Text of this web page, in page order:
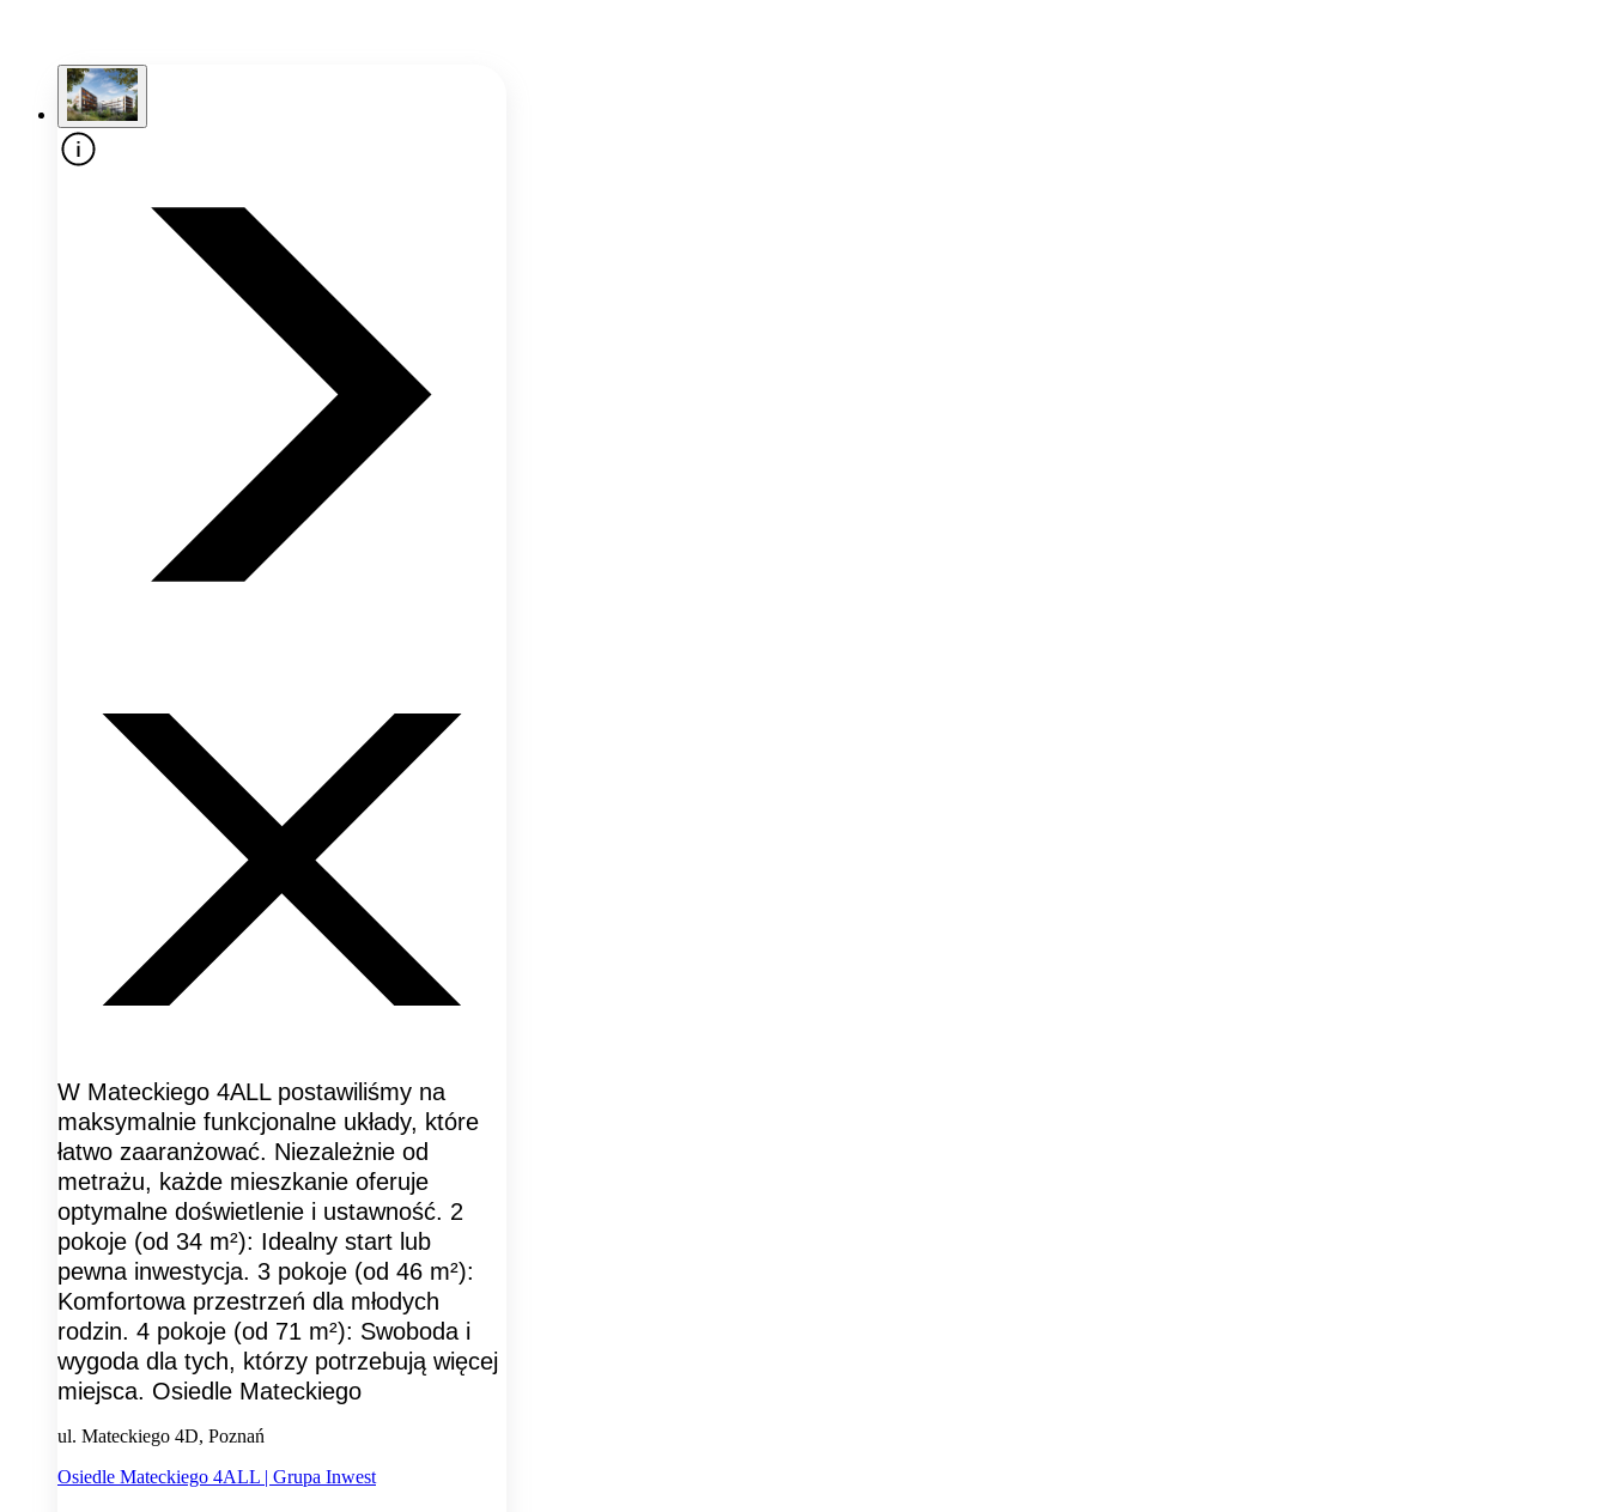
W Mateckiego 4ALL postawiliśmy na
maksymalnie funkcjonalne układy, które
łatwo zaaranżować. Niezależnie od
metrażu, każde mieszkanie oferuje
optymalne doświetlenie i ustawność. 2
pokoje (od 34 m²): Idealny start lub
pewna inwestycja. 3 pokoje (od 46 m²):
Komfortowa przestrzeń dla młodych
rodzin. 4 pokoje (od 71 m²): Swoboda i
wygoda dla tych, którzy potrzebują więcej
miejsca. Osiedle Mateckiego
ul. Mateckiego 4D, Poznań
Osiedle Mateckiego 4ALL | Grupa Inwest